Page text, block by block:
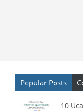
teknologi›Tools ›Tools
Popular Posts
10